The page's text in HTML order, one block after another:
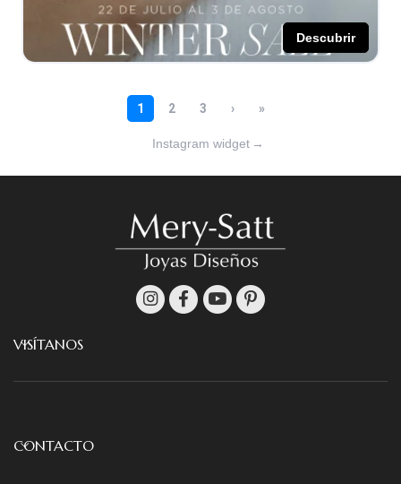
Instagram widget →
VISÍTANOS
CONTACTO